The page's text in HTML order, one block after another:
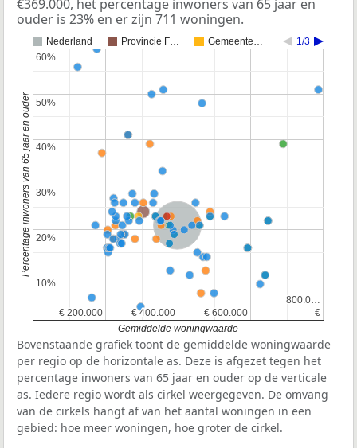
€369.000, het percentage inwoners van 65 jaar en
ouder is 23% en er zijn 711 woningen.
Nederland Provincie F… Gemeente… 1/3
Nederland
€ 200.000
€ 200.000 € 400.000
€ 400.000 € 600.000
€ 600.000 €
€
800.0…
800.0…
10%
10%
20%
20%
30%
30%
40%
40%
50%
50%
60%
60%
Gemiddelde woningwaarde
Percentage inwoners van 65 jaar en ouder
Bovenstaande grafiek toont de gemiddelde woningwaarde
per regio op de horizontale as. Deze is afgezet tegen het
percentage inwoners van 65 jaar en ouder op de verticale
as. Iedere regio wordt als cirkel weergegeven. De omvang
van de cirkels hangt af van het aantal woningen in een
gebied: hoe meer woningen, hoe groter de cirkel.